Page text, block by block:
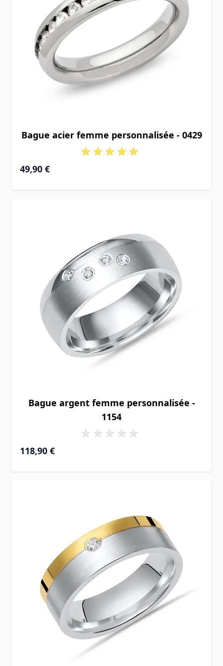
Bague acier femme personnalisée - 0429
49,90 €
Bague argent femme personnalisée -
1154
118,90 €